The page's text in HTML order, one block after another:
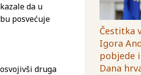
da u
posvećuje
druga
Čestitka
Igora
pobjede
Dana